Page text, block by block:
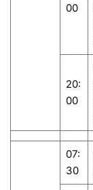
00
20:
00
07:
30